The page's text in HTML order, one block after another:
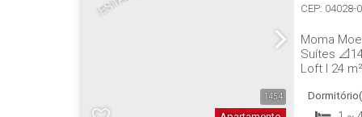
1454
CEP: 04028-
Moma
Suítes
Loft | 24